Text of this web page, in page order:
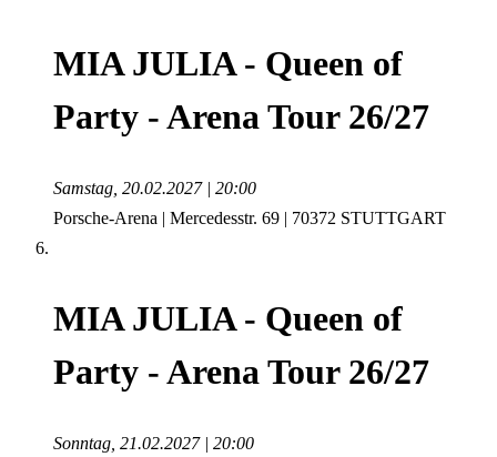
MIA JULIA - Queen of
Party - Arena Tour 26/27
Samstag, 20.02.2027 | 20:00
Porsche-Arena | Mercedesstr. 69 | 70372 STUTTGART
MIA JULIA - Queen of
Party - Arena Tour 26/27
Sonntag, 21.02.2027 | 20:00